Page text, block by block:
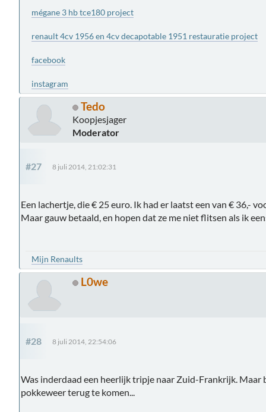
mégane 3 hb tce180 project
renault 4cv 1956 en 4cv decapotable 1951 restauratie project
facebook
instagram
Tedo
Koopjesjager
Moderator
#27 8 juli 2014, 21:02:31
Een lachertje, die € 25 euro. Ik had er laatst een van € 36,-
Maar gauw betaald, en hopen dat ze me niet flitsen als ik
Mijn Renaults
L0we
#28 8 juli 2014, 22:54:06
Was inderdaad een heerlijk tripje naar Zuid-Frankrijk. Maar
pokkeweer terug te komen...